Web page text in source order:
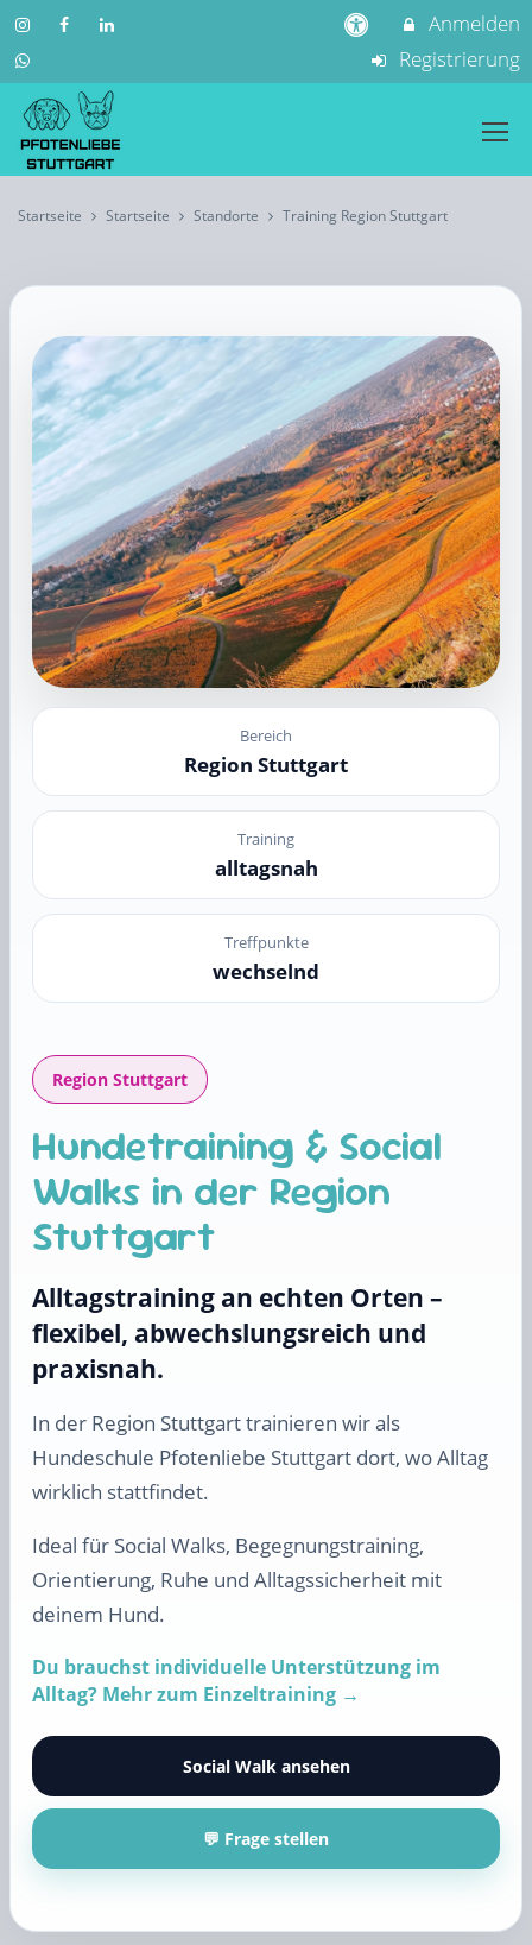
Anmelden
Registrierung
Startseite Startseite Standorte Training Region Stuttgart
Bereich
Region Stuttgart
Training
alltagsnah
Treffpunkte
wechselnd
Region Stuttgart
Hundetraining & Social
Walks in der Region
Stuttgart
Alltagstraining an echten Orten –
flexibel, abwechslungsreich und
praxisnah.
In der Region Stuttgart trainieren wir als
Hundeschule Pfotenliebe Stuttgart dort, wo Alltag
wirklich stattfindet.
Ideal für Social Walks, Begegnungstraining,
Orientierung, Ruhe und Alltagssicherheit mit
deinem Hund.
Du brauchst individuelle Unterstützung im
Alltag? Mehr zum Einzeltraining →
Social Walk ansehen
💬 Frage stellen